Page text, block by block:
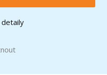
4kids.cz
známkami společnosti LEGO Group. ©
Group.
desktop
od